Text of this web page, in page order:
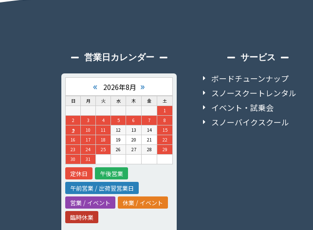
営業日カレンダー
« 2026年8月 »
日 月 火 水 木 金
土
1
2
3 4 5 6 7
8
9
10 11 12 13 14
15
16
17 18 19 20 21
22
23
24 25 26 27 28
29
30
31
定休日
午後営業
午前営業 / 出荷翌営業日
営業 / イベント
休業 / イベント
臨時休業
サービス
ボードチューンナップ
スノースクートレンタル
イベント・試乗会
スノーバイクスクール